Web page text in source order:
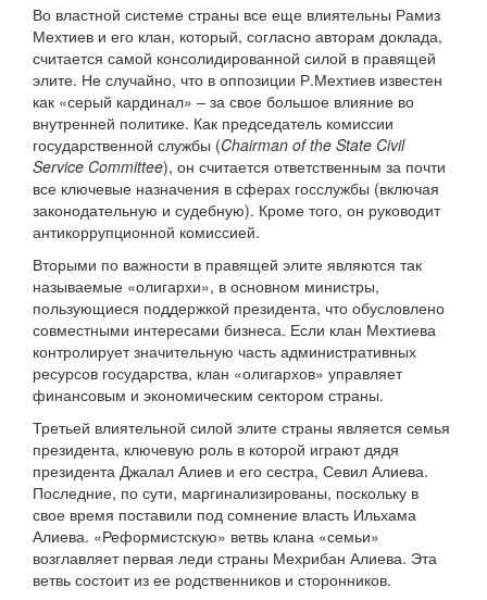
Во властной системе страны все еще влиятельны Рамиз
Мехтиев и его клан, который, согласно авторам доклада,
считается самой консолидированной силой в правящей
элите. Не случайно, что в оппозиции Р.Мехтиев известен
как «серый кардинал» – за свое большое влияние во
внутренней политике. Как председатель комиссии
государственной службы (Chairman of the State Civil
Service Committee), он считается ответственным за почти
все ключевые назначения в сферах госслужбы (включая
законодательную и судебную). Кроме того, он руководит
антикоррупционной комиссией.
Вторыми по важности в правящей элите являются так
называемые «олигархи», в основном министры,
пользующиеся поддержкой президента, что обусловлено
совместными интересами бизнеса. Если клан Мехтиева
контролирует значительную часть административных
ресурсов государства, клан «олигархов» управляет
финансовым и экономическим сектором страны.
Третьей влиятельной силой элите страны является семья
президента, ключевую роль в которой играют дядя
президента Джалал Алиев и его сестра, Севил Алиева.
Последние, по сути, маргинализированы, поскольку в
свое время поставили под сомнение власть Ильхама
Алиева. «Реформистскую» ветвь клана «семьи»
возглавляет первая леди страны Мехрибан Алиева. Эта
ветвь состоит из ее родственников и сторонников.